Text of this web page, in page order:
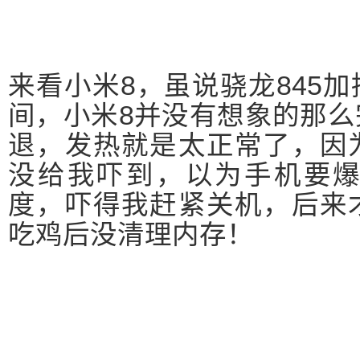
来看小米8，虽说骁龙845
间，小米8并没有想象的那
退，发热就是太正常了，
没给我吓到，以为手机要
度，吓得我赶紧关机，后
吃鸡后没清理内存！